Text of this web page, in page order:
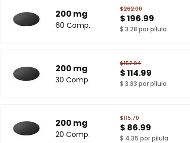
200 mg
60 Comp.
$262.00
$ 196.99
$ 3.28 por pílula
200 mg
30 Comp.
$152.94
$ 114.99
$ 3.83 por pílula
200 mg
20 Comp.
$115.70
$ 86.99
$ 4.35 por pílula